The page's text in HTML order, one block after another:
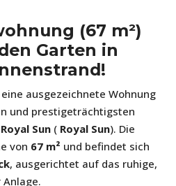
(67 m²)
Garten in
ausgezeichnete Wohnung
und prestigeträchtigsten
Royal Sun ( Royal Sun). Die
von 67 m² und befindet sich
, ausgerichtet auf das ruhige,